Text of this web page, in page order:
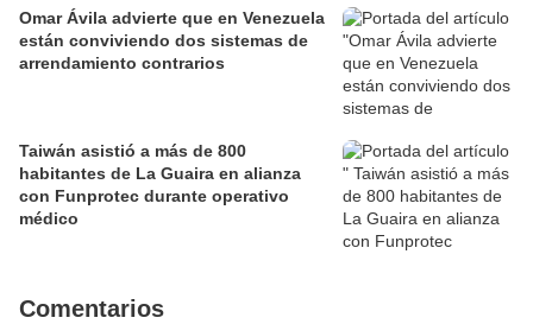
Omar Ávila advierte que en Venezuela
están conviviendo dos sistemas de
arrendamiento contrarios
Taiwán asistió a más de 800
habitantes de La Guaira en alianza
con Funprotec durante operativo
médico
Comentarios